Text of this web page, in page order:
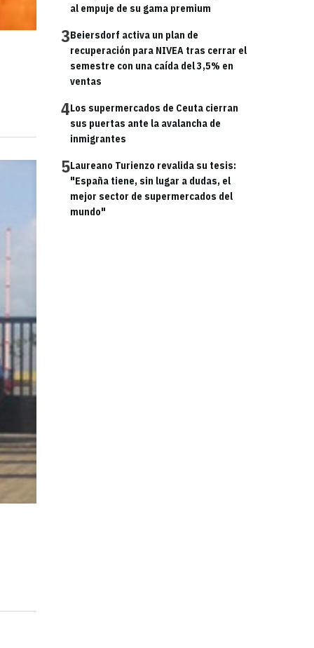
al empuje de su gama premium
3Beiersdorf activa un plan de
recuperación para NIVEA tras cerrar el
semestre con una caída del 3,5% en
ventas
4Los supermercados de Ceuta cierran
sus puertas ante la avalancha de
inmigrantes
5Laureano Turienzo revalida su tesis:
"España tiene, sin lugar a dudas, el
mejor sector de supermercados del
mundo"